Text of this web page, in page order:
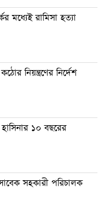
মধ্যেই রামিসা হত্যা
নিয়ন্ত্রণের নির্দেশ
হাসিনার ১০ বছরের
সহকারী পরিচালক